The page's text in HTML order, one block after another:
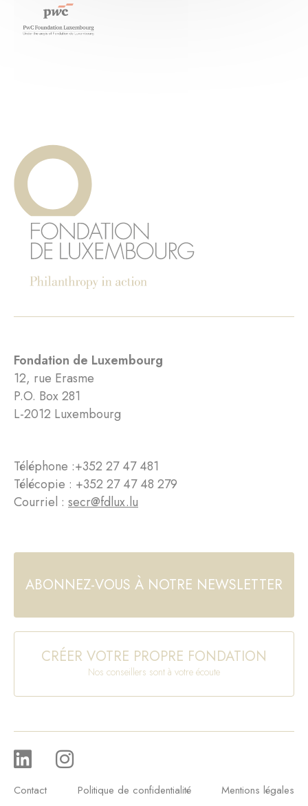
Fondation de Luxembourg
12, rue Erasme
P.O. Box 281
L-2012 Luxembourg
Téléphone :+352 27 47 481
Télécopie : +352 27 47 48 279
Courriel : secr@fdlux.lu
ABONNEZ-VOUS À NOTRE NEWSLETTER
CRÉER VOTRE PROPRE FONDATION
Nos conseillers sont à votre écoute
Contact Politique de confidentialité Mentions légales